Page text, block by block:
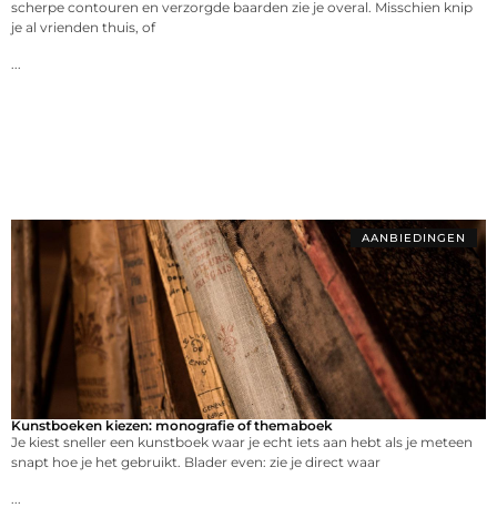
scherpe contouren en verzorgde baarden zie je overal. Misschien knip
je al vrienden thuis, of
AANBIEDINGEN
Kunstboeken kiezen: monografie of themaboek
Je kiest sneller een kunstboek waar je echt iets aan hebt als je meteen
snapt hoe je het gebruikt. Blader even: zie je direct waar